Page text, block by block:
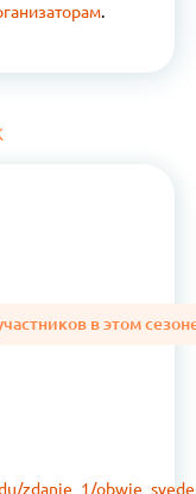
.
в этом
zdanie_1/